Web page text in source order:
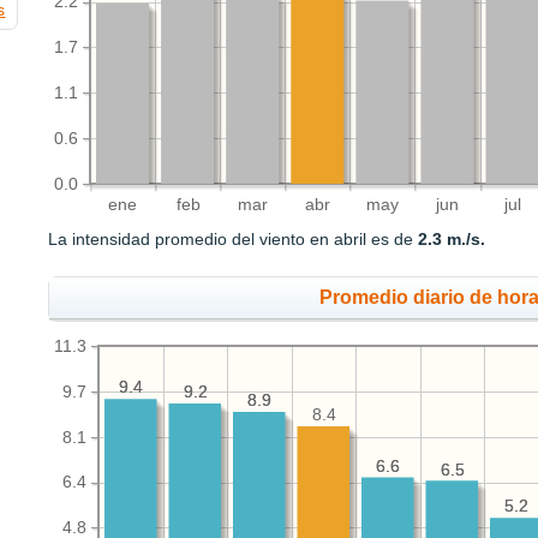
ene feb mar abr may jun jul
0.0
0.6
1.1
1.7
La intensidad promedio del viento en abril es de2.3 m./s.
Promedio diario de
4.8
6.4
8.1
9.7
11.3
5.2
6.5
6.6
8.9
9.2
9.4
5.2
6.5
6.6
8.4
8.9
9.2
9.4